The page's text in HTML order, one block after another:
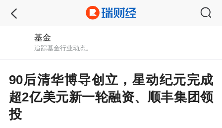
基金
追踪基金行业动态。
90后清华博导创立，星动纪元完成
超2亿美元新一轮融资、顺丰集团领
投